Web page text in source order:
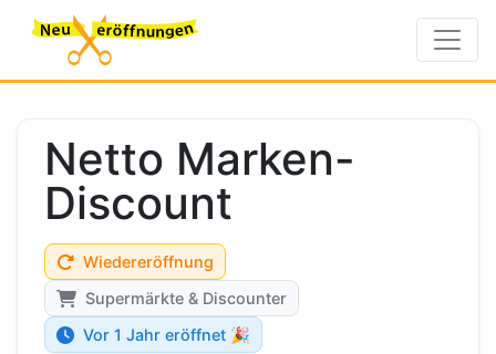
Netto Marken-
Discount
Wiedereröffnung
Supermärkte & Discounter
Vor 1 Jahr eröffnet 🎉